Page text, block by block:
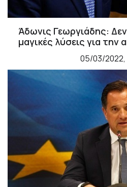
Άδωνις Γεωργιάδης:
μαγικές λύσεις για την
05/03/2022,